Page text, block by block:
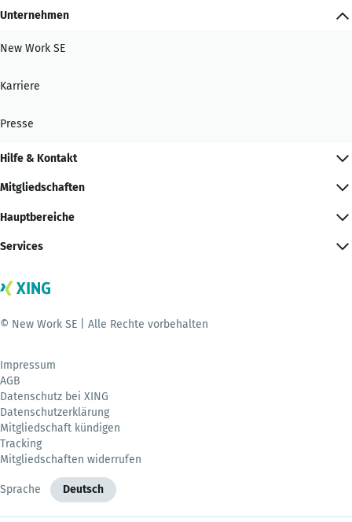
Unternehmen
New Work SE
Karriere
Presse
Hilfe & Kontakt
Mitgliedschaften
Hauptbereiche
Services
© New Work SE | Alle Rechte vorbehalten
Impressum
AGB
Datenschutz bei XING
Datenschutzerklärung
Mitgliedschaft kündigen
Tracking
Mitgliedschaften widerrufen
Sprache Deutsch